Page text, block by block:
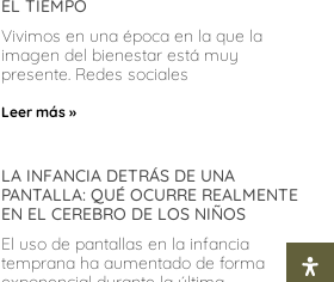
EL TIEMPO
Vivimos en una época en la que la
imagen del bienestar está muy
presente. Redes sociales
Leer más »
LA INFANCIA DETRÁS DE UNA
PANTALLA: QUÉ OCURRE REALMENTE
EN EL CEREBRO DE LOS NIÑOS
El uso de pantallas en la infancia
temprana ha aumentado de forma